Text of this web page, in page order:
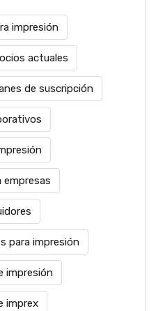
impresión
actuales
de suscripción
empresas
para impresión
impresión
imprex